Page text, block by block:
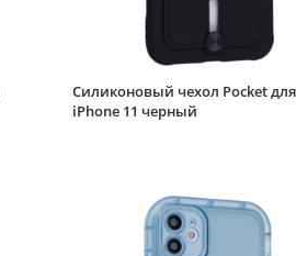
Силиконовый чехол Pocket для
iPhone 11 черный